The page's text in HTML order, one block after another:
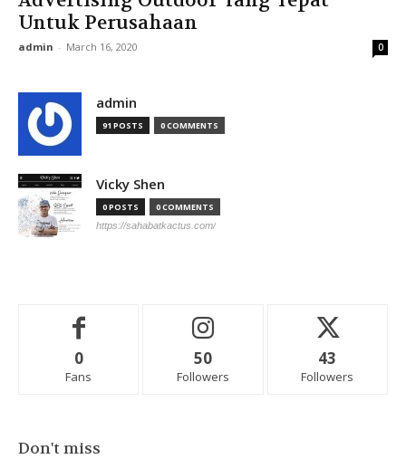
Untuk Perusahaan
admin - March 16, 2020 0
admin
91 POSTS 0 COMMENTS
Vicky Shen
0 POSTS 0 COMMENTS
https://sahabatkactus.com/
0
Fans
50
Followers
43
Followers
Don't miss